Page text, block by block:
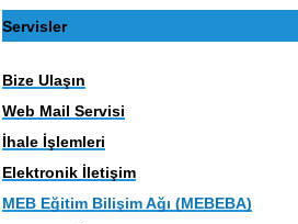
Servisler
Bize Ulaşın
Web Mail Servisi
İhale İşlemleri
Elektronik İletişim
MEB Eğitim Bilişim Ağı (MEBEBA)